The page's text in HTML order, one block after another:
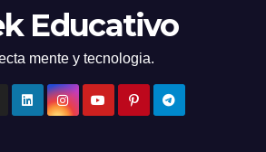
Educativo
mente y tecnologia.